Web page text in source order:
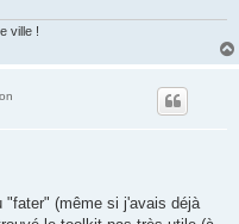
ville !
"fater" (même si j'avais déjà